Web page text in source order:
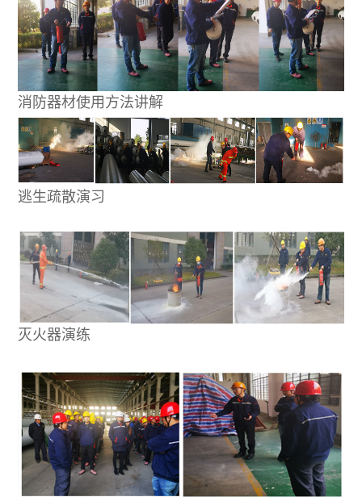
消防器材使用方法讲解
逃生疏散演习
灭火器演练